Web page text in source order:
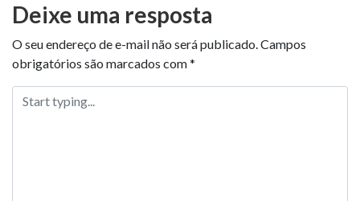
Deixe uma resposta
O seu endereço de e-mail não será publicado.Campos
obrigatórios são marcados com*